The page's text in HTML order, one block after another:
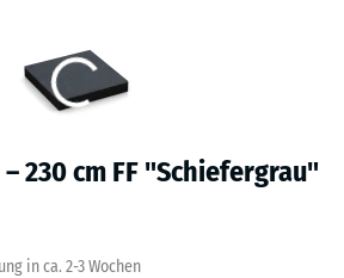
230 cm FF "Schiefergrau"
in ca. 2-3 Wochen